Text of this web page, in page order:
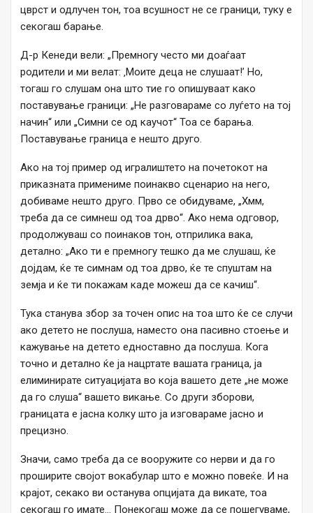
цврст и одлучен тон, тоа всушност не се граници, туку е
секогаш барање.
Д-р Кенеди вели: „Премногу често ми доаѓаат
родители и ми велат: ‚Моите деца не слушаат!’ Но,
тогаш го слушам она што тие го опишуваат како
поставување граници: „Не разговараме со луѓето на тој
начин“ или „Симни се од каучот“ Тоа се барања.
Поставување граница е нешто друго.
Ако на тој пример од игралиштето на почетокот на
приказната примениме поинакво сценарио на него,
добиваме нешто друго. Прво се обидуваме, „Хмм,
треба да се симнеш од тоа дрво“. Ако нема одговор,
продолжуваш со поинаков тон, отприлика вака,
детално: „Ако ти е премногу тешко да ме слушаш, ќе
дојдам, ќе те симнам од тоа дрво, ќе те спуштам на
земја и ќе ти покажам каде можеш да се качиш“.
Тука станува збор за точен опис на тоа што ќе се случи
ако детето не послуша, наместо она пасивно стоење и
кажување на детето едноставно да послуша. Кога
точно и детално ќе ја нацртате вашата граница, ја
елиминирате ситуацијата во која вашето дете „не може
да го слуша“ вашето викање. Со други зборови,
границата е јасна колку што ја изговараме јасно и
прецизно.
Значи, само треба да се вооружите со нерви и да го
проширите својот вокабулар што е можно повеќе. И на
крајот, секако ви останува опцијата да викате, тоа
секогаш го имате… Понекогаш може да се пошегуваме,